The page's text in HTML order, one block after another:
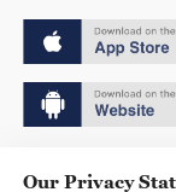
Our Privacy